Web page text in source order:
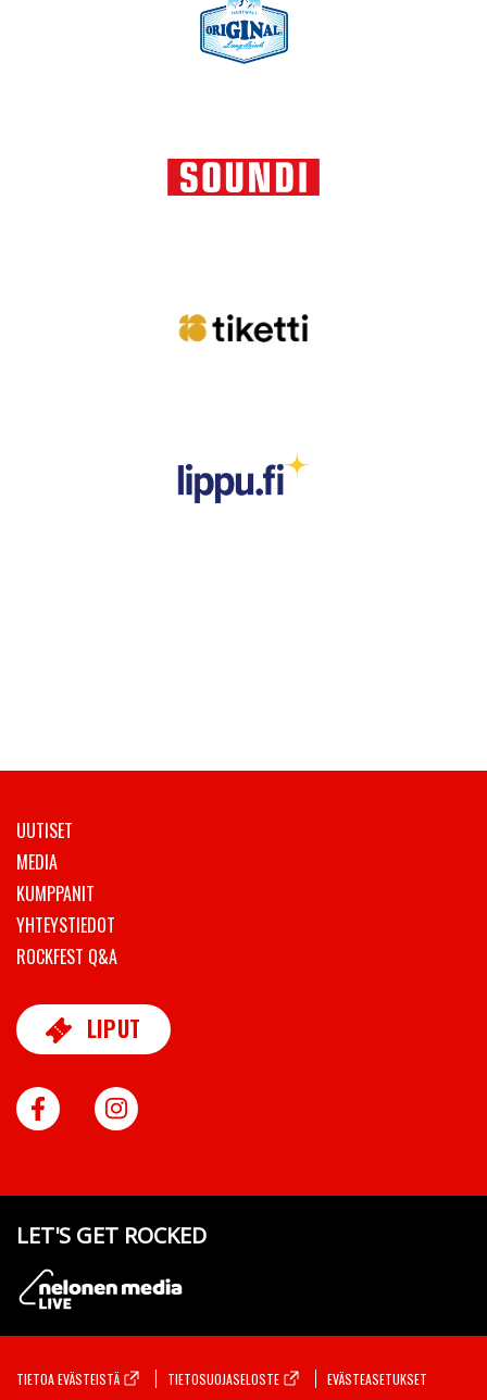
UUTISET
MEDIA
KUMPPANIT
YHTEYSTIEDOT
ROCKFEST Q&A
LIPUT
FACEBOOK INSTAGRAM
LET'S GET ROCKED
TIETOA EVÄSTEISTÄ TIETOSUOJASELOSTE EVÄSTEASETUKSET